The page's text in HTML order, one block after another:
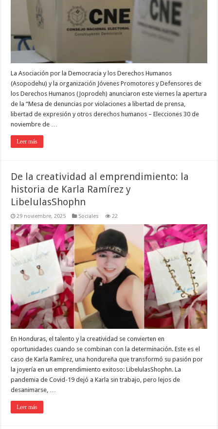
La Asociación por la Democracia y los Derechos Humanos
(Asopodehu) y la organización Jóvenes Promotores y Defensores de
los Derechos Humanos (Joprodeh) anunciaron este viernes la apertura
de la “Mesa de denuncias por violaciones a libertad de prensa,
libertad de expresión y otros derechos humanos – Elecciones 30 de
noviembre de …
Leer más
De la creatividad al emprendimiento: la
historia de Karla Ramírez y
LibelulasShophn
29 noviembre, 2025 Sociales 22
En Honduras, el talento y la creatividad se convierten en
oportunidades cuando se combinan con la determinación. Este es el
caso de Karla Ramírez, una hondureña que transformó su pasión por
la joyería en un emprendimiento exitoso: LibelulasShophn. La
pandemia de Covid-19 dejó a Karla sin trabajo, pero lejos de
desanimarse, …
Leer más